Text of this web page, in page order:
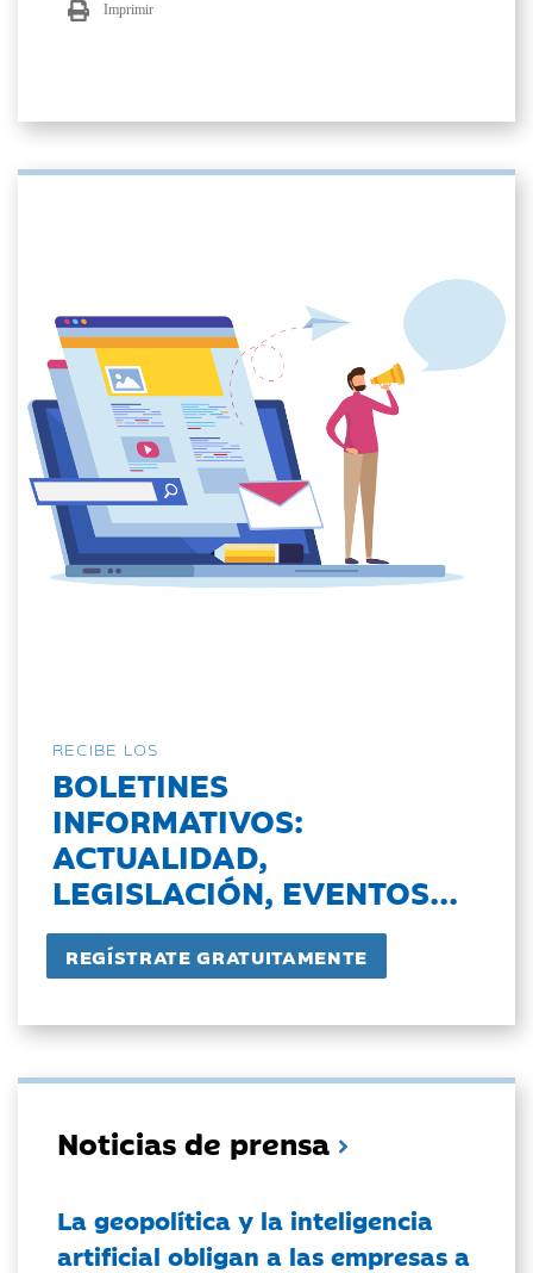
Imprimir
RECIBE LOS
BOLETINES
INFORMATIVOS:
ACTUALIDAD,
LEGISLACIÓN, EVENTOS...
Noticias de prensa
La geopolítica y la inteligencia
artificial obligan a las empresas a